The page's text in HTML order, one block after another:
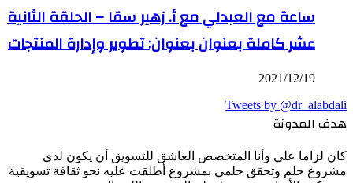
ساعة مع العبدلي مع أ. زهير سقا – الحلقة الثانية
عشر كاملة بعنوان بعنوان: تطوير وإدارة المنتجات
2021/12/19
Tweets by @dr_alabdali
هدف المدونة
كان لزاما علي وأنا المتخصص العاشق للتسويق أن يكون لدي
مشروع حلم وتحقق حلمي بمشروع أطلقت عليه نحو ثقافة تسويقية